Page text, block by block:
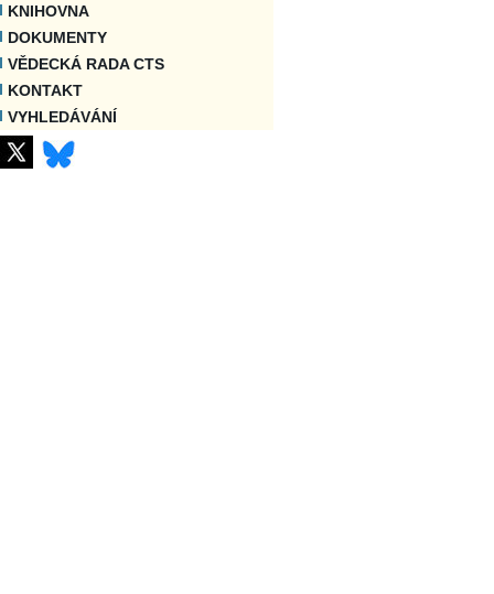
KNIHOVNA
DOKUMENTY
VĚDECKÁ RADA CTS
KONTAKT
VYHLEDÁVÁNÍ